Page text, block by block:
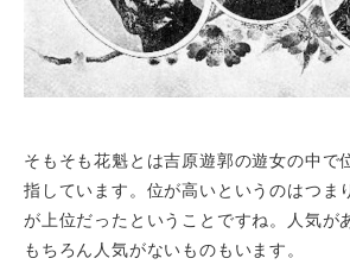
そもそも花魁とは吉原遊郭の遊女の中で
指しています。位が高いというのはつま
が上位だったということですね。人気が
もちろん人気がないものもいます。